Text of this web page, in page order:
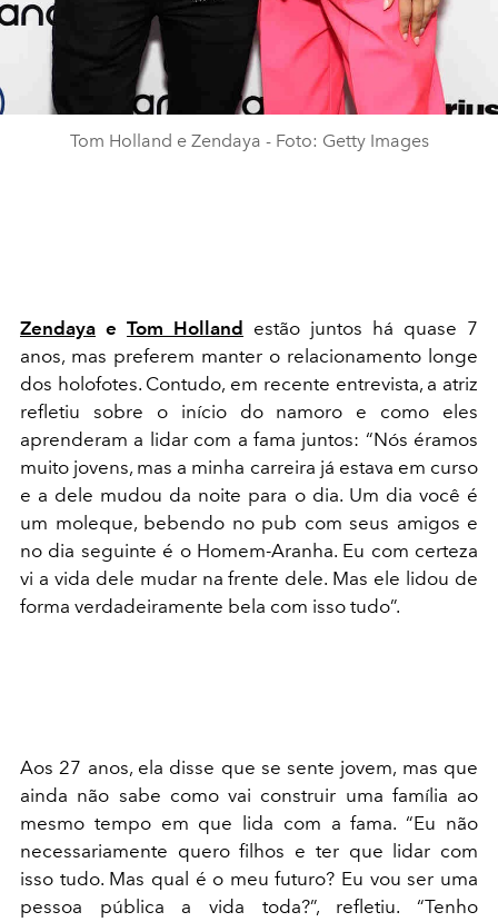
Tom Holland e Zendaya - Foto: Getty Images
Zendaya e Tom Holland
estão juntos há quase 7
anos, mas preferem manter o relacionamento longe
dos holofotes. Contudo, em recente entrevista, a atriz
refletiu sobre o início do namoro e como eles
aprenderam a lidar com a fama juntos: “Nós éramos
muito jovens, mas a minha carreira já estava em curso
e a dele mudou da noite para o dia. Um dia você é
um moleque, bebendo no pub com seus amigos e
no dia seguinte é o Homem-Aranha. Eu com certeza
vi a vida dele mudar na frente dele. Mas ele lidou de
forma verdadeiramente bela com isso tudo”.
Aos 27 anos, ela disse que se sente jovem, mas que
ainda não sabe como vai construir uma família ao
mesmo tempo em que lida com a fama. “Eu não
necessariamente quero filhos e ter que lidar com
isso tudo. Mas qual é o meu futuro? Eu vou ser uma
pessoa pública a vida toda?”, refletiu. “Tenho